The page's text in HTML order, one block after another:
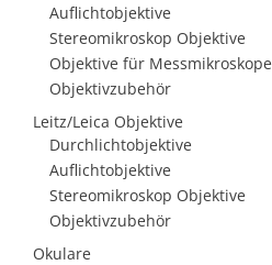
Auflichtobjektive
Stereomikroskop Objektive
Objektive für Messmikroskope
Objektivzubehör
Leitz/Leica Objektive
Durchlichtobjektive
Auflichtobjektive
Stereomikroskop Objektive
Objektivzubehör
Okulare